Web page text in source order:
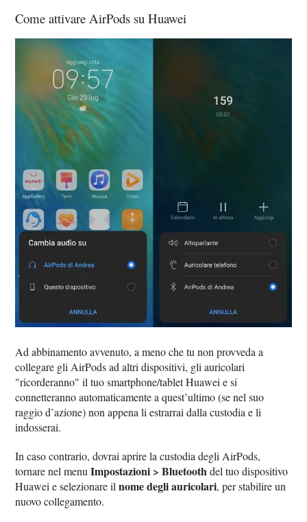
Come attivare AirPods su Huawei
Ad abbinamento avvenuto, a meno che tu non provveda a
collegare gli AirPods ad altri dispositivi, gli auricolari
"ricorderanno" il tuo smartphone/tablet Huawei e si
connetteranno automaticamente a quest’ultimo (se nel suo
raggio d’azione) non appena li estrarrai dalla custodia e li
indosserai.
In caso contrario, dovrai aprire la custodia degli AirPods,
tornare nel menuImpostazioni > Bluetoothdel tuo dispositivo
Huawei e selezionare ilnome degli auricolari, per stabilire un
nuovo collegamento.